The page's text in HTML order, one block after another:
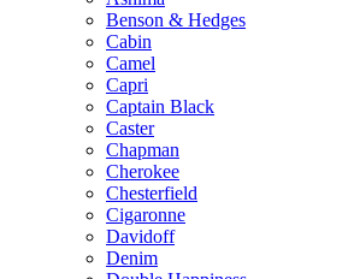
Benson & Hedges
Cabin
Camel
Capri
Captain Black
Caster
Chapman
Cherokee
Chesterfield
Cigaronne
Davidoff
Denim